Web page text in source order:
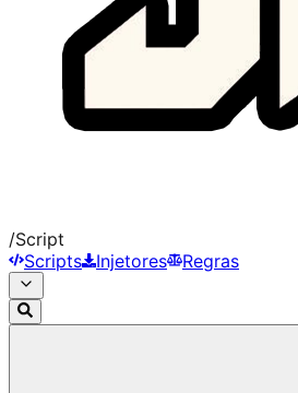
/Script
Scripts
Injetores Regras